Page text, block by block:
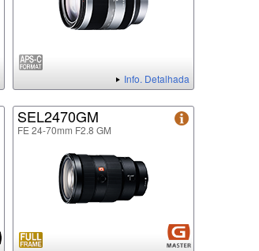
Info. Detalhada
SEL2470GM
FE 24-70mm F2.8 GM